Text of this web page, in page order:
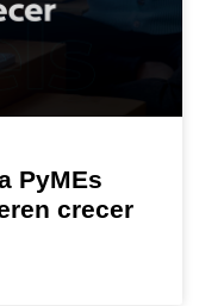
PyMEs
crecer